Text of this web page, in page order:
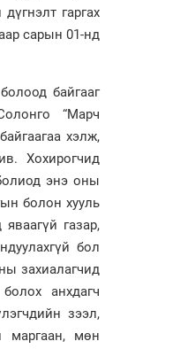
гаргах
сарын 01-нд
байгааг
“Марч
хэлж,
Хохирогчид
энэ оны
болон хууль
газар,
бол
захиалагчид
анхдагч
зээл,
маргаан, мөн